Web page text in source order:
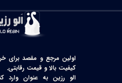
اولین مرجع و مقصد برای
کیفیت بالا و قیمت رقابتی.
الو رزین به عنوان وارد